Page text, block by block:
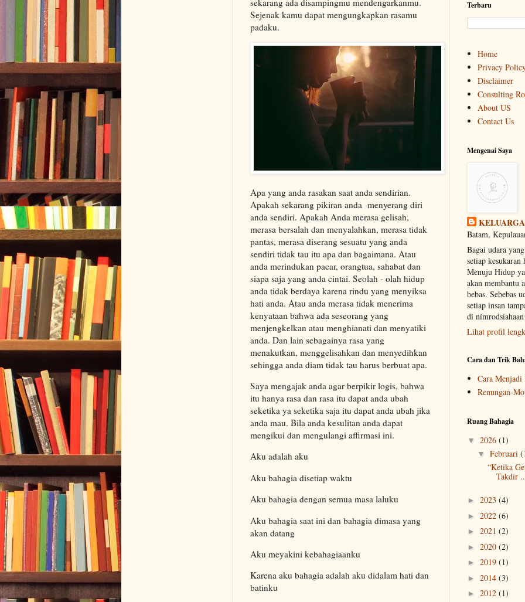
Sejenak kamu dapat mengungkapkan rasamu
padaku.
Apa yang anda rasakan saat anda sendirian.
Apakah sekarang pikiran anda menyerang diri
anda sendiri. Apakah Anda merasa gelisah,
merasa bersalah dan menyalahkan, merasa tidak
pantas, merasa diserang sesuatu yang anda
sendiri tidak tau itu apa dan bagaimana. Atau
anda merindukan pacar, orangtua, sahabat dan
siapa saja yang anda cintai. Seolah - olah hidup
anda tidak berdaya karena rindu yang menyiksa
hati anda. Atau anda merasa tidak menerima
kenyataan bahwa ada seseorang yang
menjengkelkan atau menghianati dan menyatiki
anda. Dan lain sebagainya rasa yang
menakutkan, menggelisahkan dan menyedihkan
sehingga anda diam tidak tau harus berbuat apa.
Saya mengajak anda agar berpikir logis, bahwa
itu hanya rasa dan rasa itu dapat anda ubah
seketika ya seketika saja itu dapat anda ubah jika
anda mau. Bila anda kesulitan anda dapat
mengikui dan mengulangi affirmasi ini.
Aku adalah aku
Aku bahagia disetiap waktu
Aku bahagia dengan semua masa laluku
Aku bahagia saat ini dan bahagia dimasa yang
akan datang
Aku meyakini kebahagiaanku
Karena aku bahagia adalah aku didalam hati dan
batinku
Terbaru
Home
Privacy
Disclaimer
Consulting
About US
Contact Us
Mengenai Saya
Batam,
Bagai udara
setiap
Menuju Hidup
akan membantu
bebas. Sebebas
setiap insan
di
Lihat profil
Cara dan Trik
Cara Menjadi
Renungan-
Ruang Bahagia
▼ 2026 (1)
▼ Februari
“Ketika
Takdir
► 2023 (4)
► 2022 (6)
► 2021 (2)
► 2020 (2)
► 2019 (1)
► 2014 (3)
► 2012 (1)